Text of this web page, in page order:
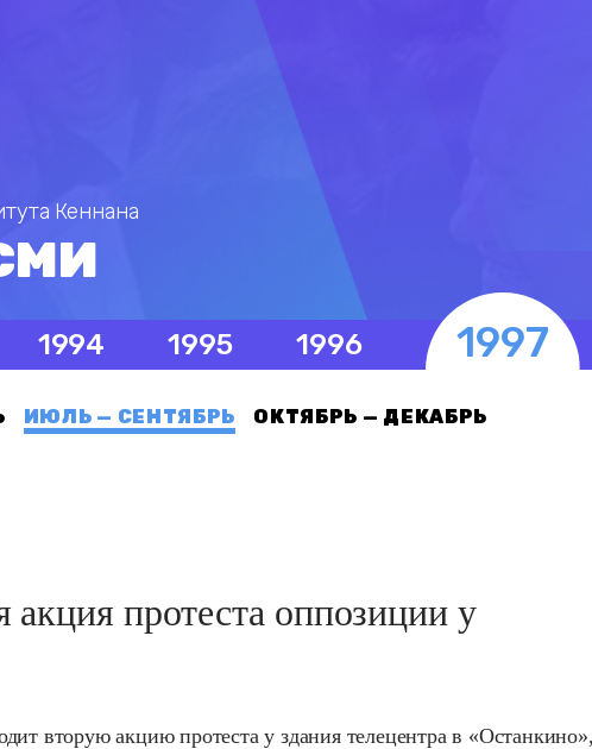
Кеннана
1994 1995 1996 1997
ИЮЛЬ — СЕНТЯБРЬ ОКТЯБРЬ — ДЕКАБРЬ
акция протеста оппозиции у
вторую акцию протеста у здания телецентра в